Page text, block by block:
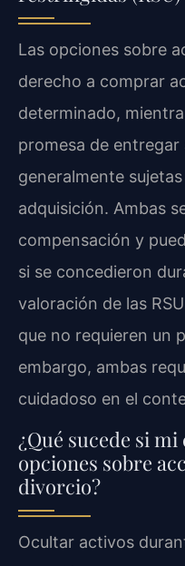
Las opciones sobre
derecho a comprar
determinado,
promesa de
generalmente
adquisición. Ambas
compensación y
si se concedieron
valoración de las
que no requieren un
embargo, ambas
cuidadoso en el
¿Qué sucede si
opciones sobre
divorcio?
Ocultar activos